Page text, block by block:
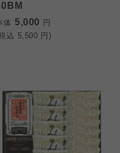
体 5,000 円
込 5,500 円)